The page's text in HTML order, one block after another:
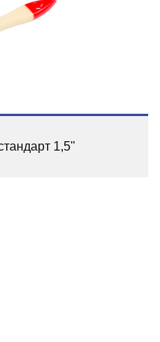
1,5"